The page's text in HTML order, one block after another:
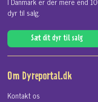
dyr til salg.
Sæt dit dyr til salg
Om Dyreportal.dk
Kontakt os